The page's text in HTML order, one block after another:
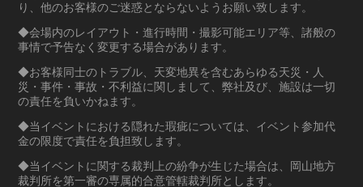
り、他のお客様のご迷惑とならないようお願い致します。
◆会場内のレイアウト・進行時間・撮影可能エリア等、諸般の
事情で予告なく変更する場合があります。
◆お客様同士のトラブル、天変地異を含むあらゆる天災・人
災・事件・事故・不利益に関しまして、弊社及び、施設は一切
の責任を負いかねます。
◆当イベントにおける隠れた瑕疵については、イベント参加代
金の限度で責任を負担致します。
◆当イベントに関する裁判上の紛争が生じた場合は、岡山地方
裁判所を第一審の専属的合意管轄裁判所とします。